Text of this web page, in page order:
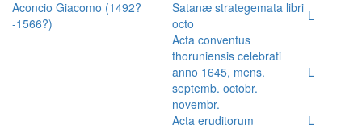
Aconcio Giacomo (1492?
-1566?)
Satanæ strategemata libri
octo
L
Acta conventus
thoruniensis celebrati
anno 1645, mens.
septemb. octobr.
novembr.
L
Acta eruditorum
L